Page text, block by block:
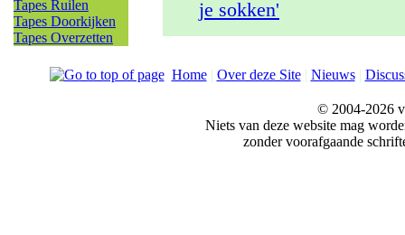
Tapes Ruilen
Tapes Doorkijken
Tapes Overzetten
je sokken'
Home| Over deze Site| Nieuws|
© 2004-2026
Niets van deze website mag
zonder voorafgaande